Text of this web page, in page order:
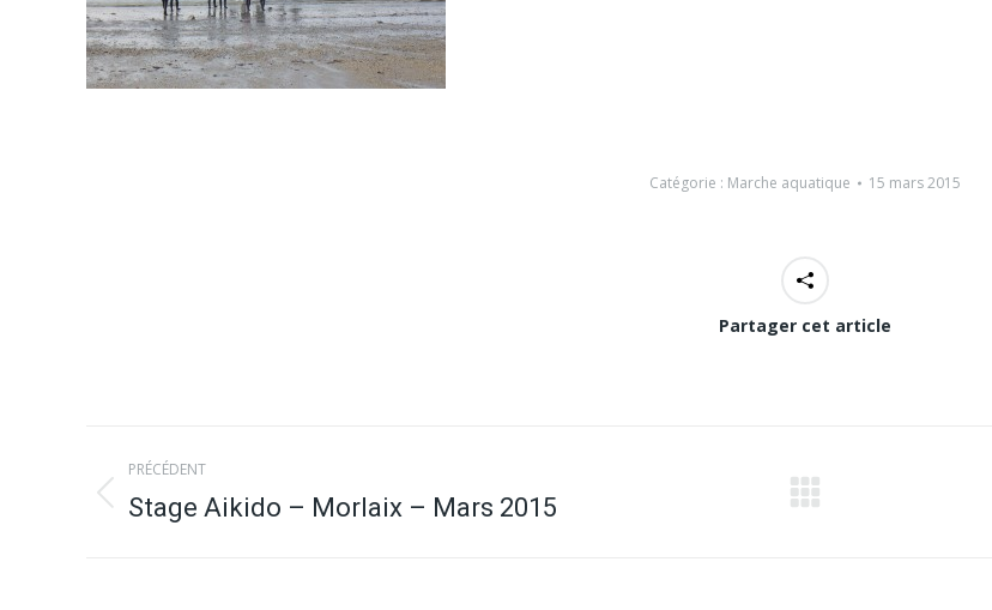
Catégorie : Marche aquatique 15 mars 2015
Partager cet article
Navigation
article
PRÉCÉDENT
Article
Stage Aikido – Morlaix – Mars 2015